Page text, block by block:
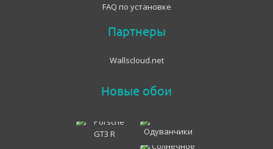
FAQ по установке
Партнеры
Wallscloud.net
Новые обои